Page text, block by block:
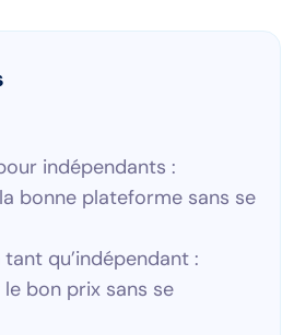
indépendants :
bonne plateforme sans se
qu’indépendant :
bon prix sans se